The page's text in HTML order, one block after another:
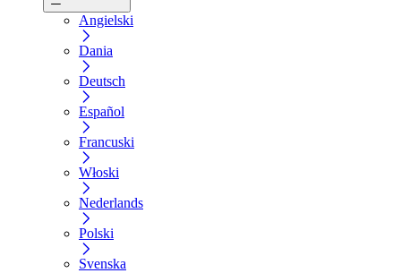
Angielski
Dania
Deutsch
Español
Francuski
Włoski
Nederlands
Polski
Svenska